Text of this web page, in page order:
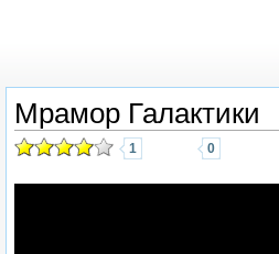
Мрамор Галактики
1 0